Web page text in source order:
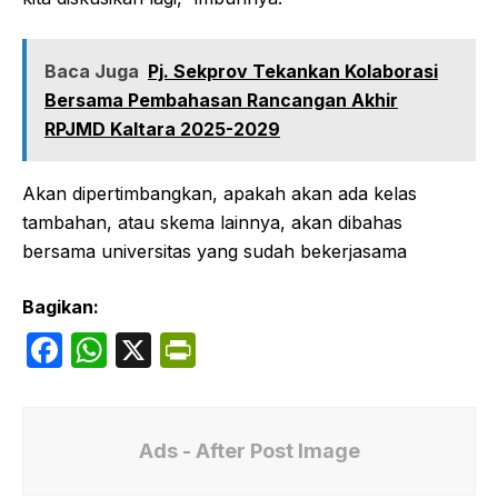
Baca Juga Pj. Sekprov Tekankan Kolaborasi
Bersama Pembahasan Rancangan Akhir
RPJMD Kaltara 2025-2029
Akan dipertimbangkan, apakah akan ada kelas
tambahan, atau skema lainnya, akan dibahas
bersama universitas yang sudah bekerjasama
Bagikan:
F
W X
Fr
Ads - After Post Image